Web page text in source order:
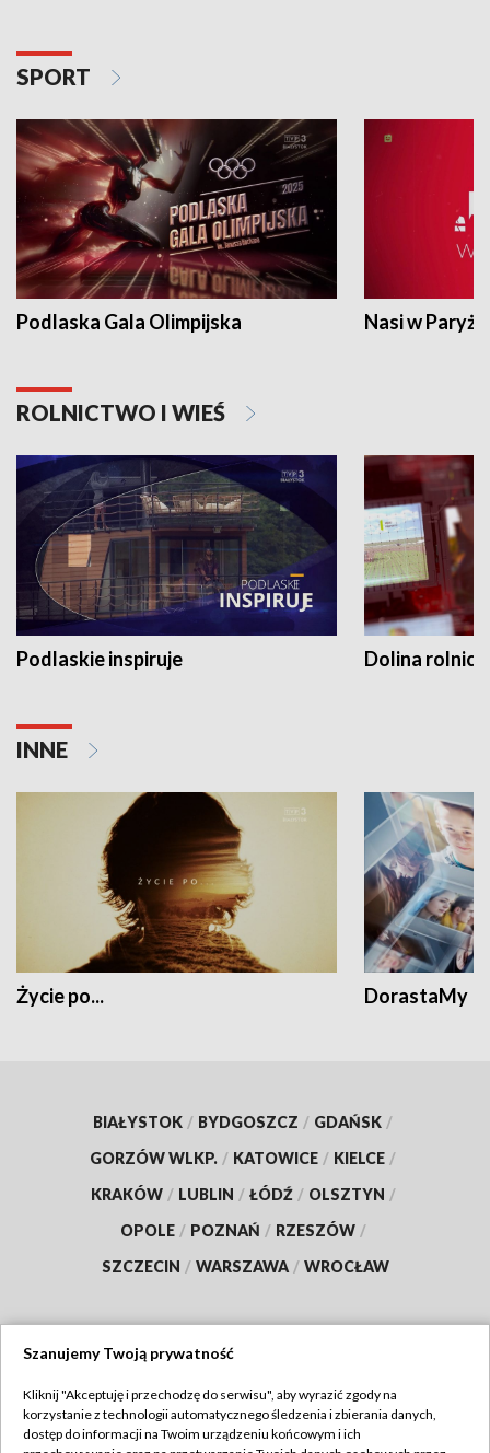
SPORT
Podlaska Gala Olimpijska Nasi w Paryżu
ROLNICTWO I WIEŚ
Podlaskie inspiruje Dolina
INNE
Życie po... DorastaMy
BIAŁYSTOK / BYDGOSZCZ / GDAŃSK /
GORZÓW WLKP. / KATOWICE / KIELCE /
KRAKÓW / LUBLIN / ŁÓDŹ / OLSZTYN /
OPOLE / POZNAŃ / RZESZÓW /
SZCZECIN / WARSZAWA / WROCŁAW
TVP
Szanujemy Twoją prywatność
Kliknij "Akceptuję i przechodzę do serwisu", aby wyrazić zgody na
korzystanie z technologii automatycznego śledzenia i zbierania danych,
dostęp do informacji na Twoim urządzeniu końcowym i ich